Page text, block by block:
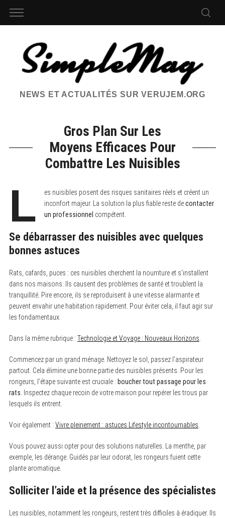
NEWS ET ACTUALITÉS SUR VERUJEM.ORG
Gros Plan Sur Les
Moyens Efficaces Pour
Combattre Les Nuisibles
L
es nuisibles posent des risques sanitaires réels et créent un
inconfort majeur. La solution la plus fiable reste decontacter
un professionnel compétent.
Se débarrasser des nuisibles avec quelques
bonnes astuces
Rats, cafards, puces : ces nuisibles cherchent la nourriture et s’installent
dans nos maisons. Ils causent des problèmes de santé et troublent la
tranquillité. Pire encore, ils se reproduisent à une vitesse alarmante et
peuvent envahir une habitation rapidement. Pour éviter cela, il faut agir sur
les fondamentaux.
Dans la même rubrique : Technologie et Voyage : Nouveaux Horizons
Commencez par un grand ménage. Nettoyez le sol, passez l’aspirateur
partout. Cela élimine une bonne partie des nuisibles présents. Pour les
rongeurs, l’étape suivante est cruciale : boucher tout passage pour les
rats.
Inspectez chaque recoin de votre maison pour repérer les trous par
lesquels ils entrent.
Voir également : Vivre pleinement : astuces Lifestyle incontournables
Vous pouvez aussi opter pour des solutions naturelles. La menthe, par
exemple, les dérange. Guidés par leur odorat, les rongeurs fuient cette
plante aromatique.
Solliciter l’aide et la présence des spécialistes
Les nuisibles, notamment les rongeurs, restent très difficiles à éradiquer. Ils